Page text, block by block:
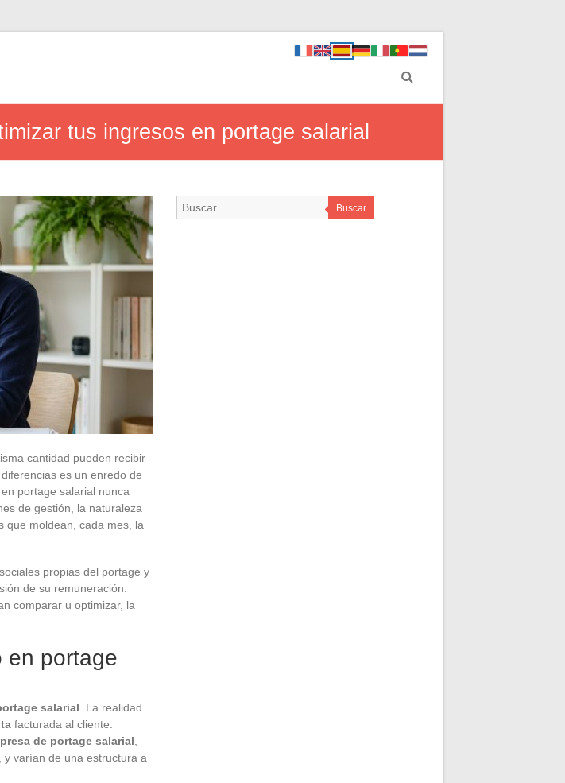
tus ingresos en portage salarial
cantidad pueden recibir
es un enredo de
portage salarial nunca
de gestión, la naturaleza
que moldean, cada mes, la
propias del portage y
de su remuneración.
comparar u optimizar, la
en portage
salarial . La realidad
facturada al cliente.
de portage salarial
varían de una estructura a
Buscar